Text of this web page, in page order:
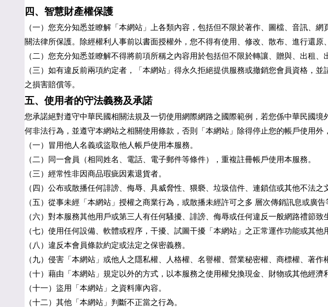
四、智慧財產權保護
（一）您充分知悉並瞭解「本網站」上各類內容，包括但不限於著作、圖檔、音訊、
關法律所保護。除經權利人事前以書面授權外，您不得有使用、修改、散布、進行還原
（二）您充分知悉並瞭解不得將前項所稱之內容用於包括但不限於轉讓、贈與、出租
（三）如有違反前兩項約定者，「本網站」得永久拒絕提供服務或撤銷您會員資格，
之損害賠償等。
五、使用者的守法義務及承諾
您承諾絕對遵守中華民國相關法規及一切使用網際網路之國際範例，若您係中華民國
何非法行為，並遵守本網站之相關使用條款，否則「本網站」除得停止您的帳戶使用
（一）冒用他人名義或盜取他人帳戶使用本服務。
（二）同一會員（相同姓名、電話、電子郵件等條件），重複註冊帳戶使用本服務。
（三）經常性非因商品瑕疵因素退貨者。
（四）公布或散播任何誹謗、侮辱、具威脅性、猥褻、垃圾信件、連鎖信或其他不法之
（五）從事未經「本網站」授權之商業行為，或散播未經許可之多 層次傳銷訊息或廣告
（六）對本服務其他用戶或第三人有任何騷擾、誹謗、侮辱或任何違反一般網路禮節致
（七）使用任何設備、軟體或程序，干擾、試圖干擾「本網站」之正常運作功能或其他
（八）違反本會員條款約定或法定之保密義務。
（九）侵害「本網站」或他人之隱私權、人格權、名譽權、營業秘密權、商標權、著作
（十）藉由「本網站」規定以外的方式，以本服務之使用權兌換現金、財物或其他經濟
（十一）盜用「本網站」之資料庫內容。
（十二）其他「本網站」判斷不正當之行為。